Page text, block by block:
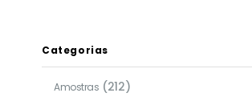
Categorias
Amostras (212)